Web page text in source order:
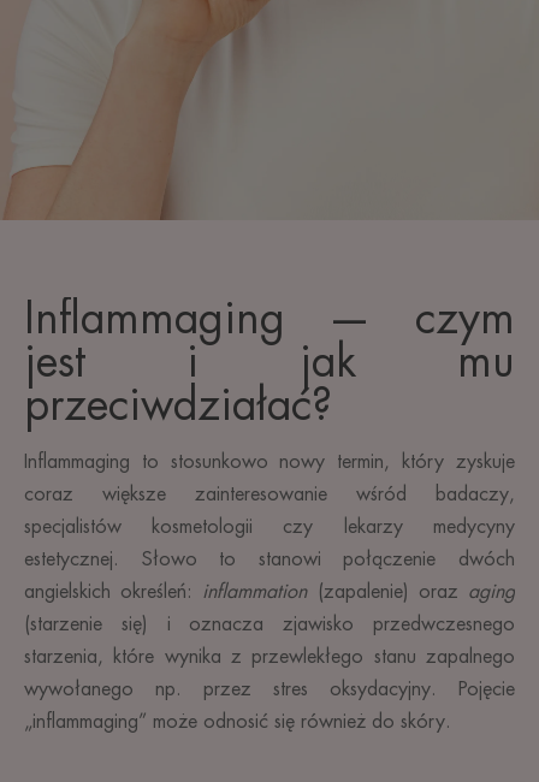
Inflammaging — czym
jest i jak mu
przeciwdziałać?
Inflammaging to stosunkowo nowy termin, który zyskuje
coraz większe zainteresowanie wśród badaczy,
specjalistów kosmetologii czy lekarzy medycyny
estetycznej. Słowo to stanowi połączenie dwóch
angielskich określeń: inflammation (zapalenie) oraz aging
(starzenie się) i oznacza zjawisko przedwczesnego
starzenia, które wynika z przewlekłego stanu zapalnego
wywołanego np. przez stres oksydacyjny. Pojęcie
„inflammaging” może odnosić się również do skóry.